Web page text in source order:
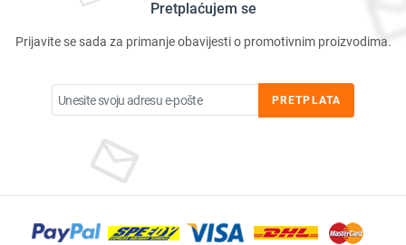
Pretplaćujem se
Prijavite se sada za primanje obavijesti o promotivnim proizvodima.
PRETPLATA